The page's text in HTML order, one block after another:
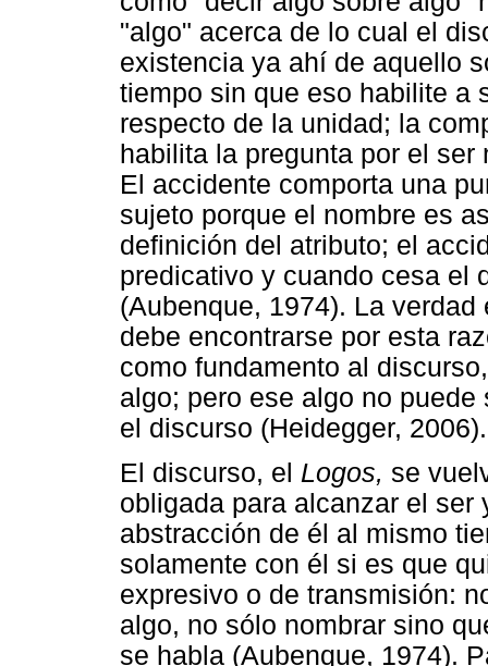
"algo" acerca de lo cual el
existencia ya ahí de aquello
tiempo sin que eso habilite a
respecto de la unidad; la
habilita la pregunta por el
El accidente comporta una
sujeto porque el nombre es
definición del atributo; el
predicativo y cuando cesa el
(Aubenque, 1974). La
debe encontrarse por esta
como fundamento al
algo; pero ese algo no
el discurso (Heidegger, 2006).
El discurso, el Logos, se
obligada para alcanzar el
abstracción de él al mismo
solamente con él si es que
expresivo o de transmisión:
algo, no sólo nombrar sino
se habla (Aubenque, 1974).